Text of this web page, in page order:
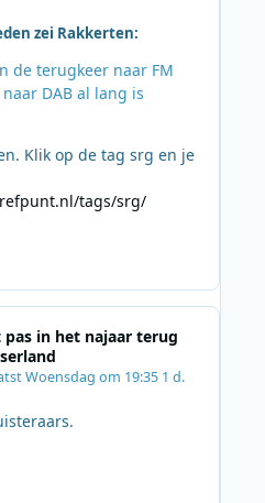
zei Rakkerten:
de terugkeer naar FM
DAB al lang is
Klik op de tag srg en je
tags/srg/
pas in het najaar terug
Woensdag om 19:35 1 d.